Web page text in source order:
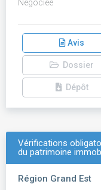
Négociée
Avis
Dossier
Dépôt
Vérifications
du patrimoine
Région Grand Est